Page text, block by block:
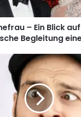
– Ein Blick
Begleitung